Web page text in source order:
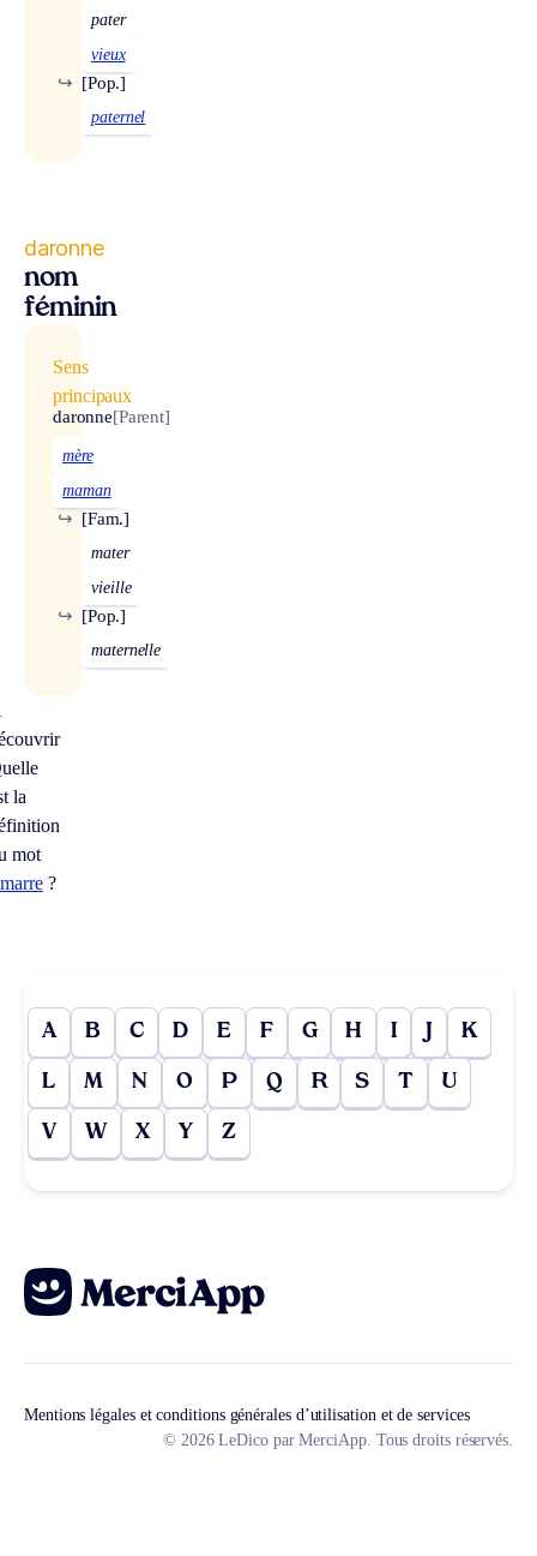
pater
vieux
[Pop.]
↪
paternel
daronne
nom
féminin
Sens
principaux
daronne[Parent]
mère
maman
[Fam.]
↪
mater
vieille
[Pop.]
↪
maternelle
la
mot
?
A B C D E F G H I J K
L M N O P Q R S T U
V W X Y Z
Mentions légales et conditions générales d’utilisation et de services
© 2026 LeDico par MerciApp. Tous droits réservés.